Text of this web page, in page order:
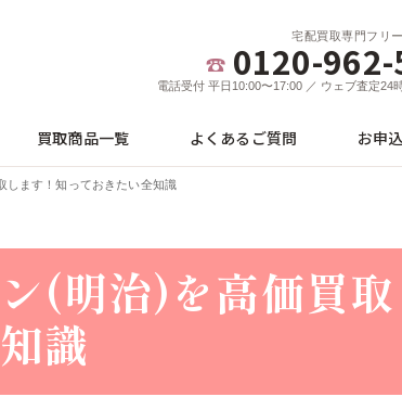
宅配買取専門フリ
0120-
電話受付 平日10:00〜17:00 ／ ウェブ査定24
買取商品一覧 よくあるご質問 お申
します！知っておきたい全知識
(明治)を高価買
識